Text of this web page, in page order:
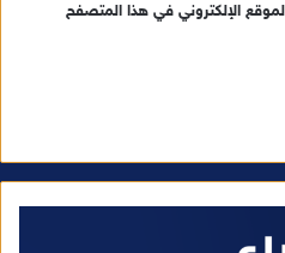
الإلكتروني في هذا المتصفح